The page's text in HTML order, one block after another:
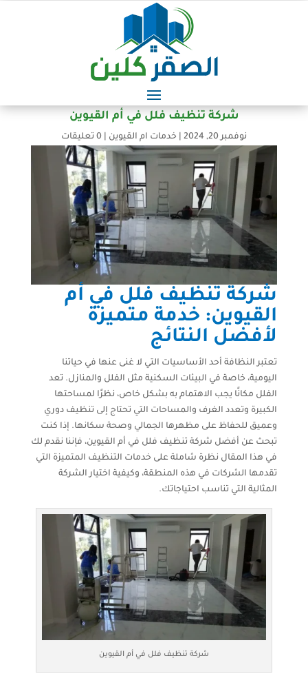
شركة تنظيف فلل في أم القيوين
نوفمبر 20, 2024 خدمات ام القيوين 0 تعليقات
شركة تنظيف فلل في أم
القيوين: خدمة متميزة
لأفضل النتائج
تعتبر النظافة أحد الأساسيات التي لا غنى عنها في حياتنا
اليومية، خاصة في البيئات السكنية مثل الفلل والمنازل. تعد
الفلل مكانًا يجب الاهتمام به بشكل خاص، نظرًا لمساحتها
الكبيرة وتعدد الغرف والمساحات التي تحتاج إلى تنظيف دوري
وعميق للحفاظ على مظهرها الجمالي وصحة سكانها. إذا كنت
تبحث عن أفضل شركة تنظيف فلل في أم القيوين، فإننا نقدم لك
في هذا المقال نظرة شاملة على خدمات التنظيف المتميزة التي
تقدمها الشركات في هذه المنطقة، وكيفية اختيار الشركة
المثالية التي تناسب احتياجاتك.
شركة تنظيف فلل في أم القيوين